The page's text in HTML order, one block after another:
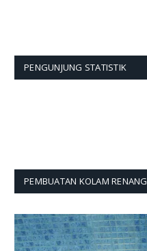
PENGUNJUNG STATISTIK
PEMBUATAN KOLAM RENANG
Pemutar
Video